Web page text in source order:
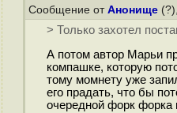
Сообщение от Анонище
> Только захотел
А потом автор Марьи
компашке, которую
тому момнету уже
его прадать, что бы
очередной форк форка